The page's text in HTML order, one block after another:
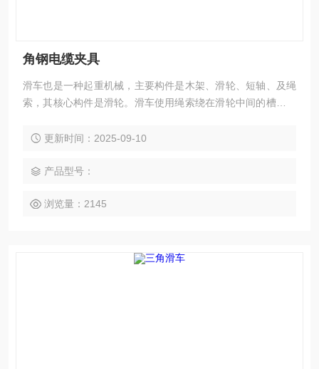
角钢电缆夹具
滑车也是一种起重机械，主要构件是木架、滑轮、短轴、及绳
索，其核心构件是滑轮。滑车使用绳索绕在滑轮中间的槽内。
矿山,农业,电力,建筑等生产施工,码头,船坞,仓库的机器安装,货
更新时间：2025-09-10
产品型号：
浏览量：2145